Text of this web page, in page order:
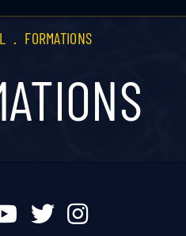
. FORMATIONS